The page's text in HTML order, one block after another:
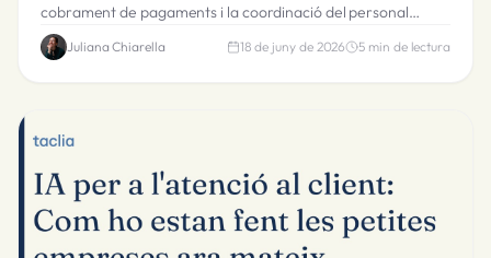
cobrament de pagaments i la coordinació del personal
perquè els negocis de fitness puguin funcionar i créixer.
Juliana Chiarella 18 de juny de 2026 5 min de lectura